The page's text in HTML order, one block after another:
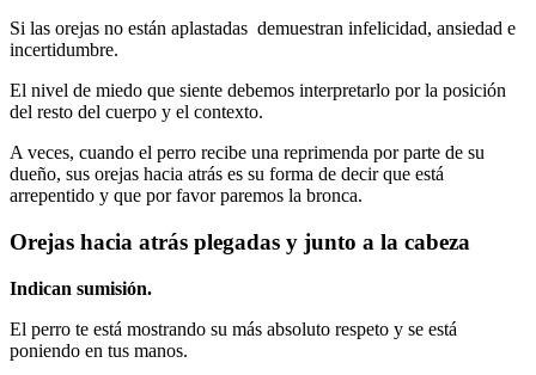
Si las orejas no están aplastadas demuestran infelicidad, ansiedad e
incertidumbre.
El nivel de miedo que siente debemos interpretarlo por la posición
del resto del cuerpo y el contexto.
A veces, cuando el perro recibe una reprimenda por parte de su
dueño, sus orejas hacia atrás es su forma de decir que está
arrepentido y que por favor paremos la bronca.
Orejas hacia atrás plegadas y junto a la cabeza
Indican sumisión.
El perro te está mostrando su más absoluto respeto y se está
poniendo en tus manos.